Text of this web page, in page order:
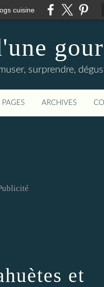
cuisine
surprendre,
PAGES ARCHIVES
et